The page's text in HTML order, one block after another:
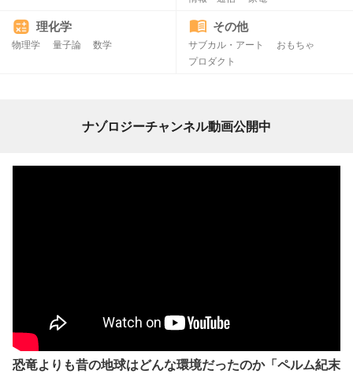
理化学
物理学 量子論 数学
その他
サブカル・アート
おもちゃ
プロダクト
ナゾロジーチャンネル動画公開中
恐竜よりも昔の地球はどんな環境だったのか「ペルム紀末